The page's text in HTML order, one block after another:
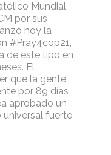
Mundial
por sus
hoy la
#Pray4cop21,
de este tipo en
El
que la gente
por 89 días
aprobado un
fuerte